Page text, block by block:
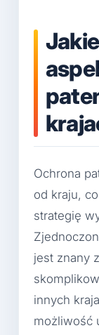
Ochrona
od kraju,
strategię
jest znany
innych
możliwość